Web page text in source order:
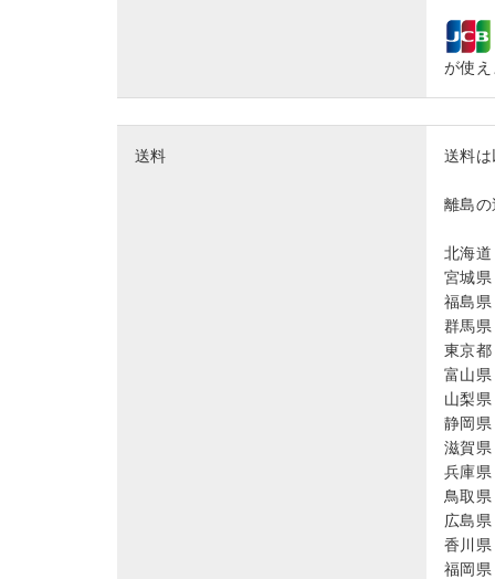
が使
送料 送料
離島
北海
宮城
福島
群馬
東京
富山
山梨
静岡
滋賀
兵庫
鳥取
広島
香川
福岡